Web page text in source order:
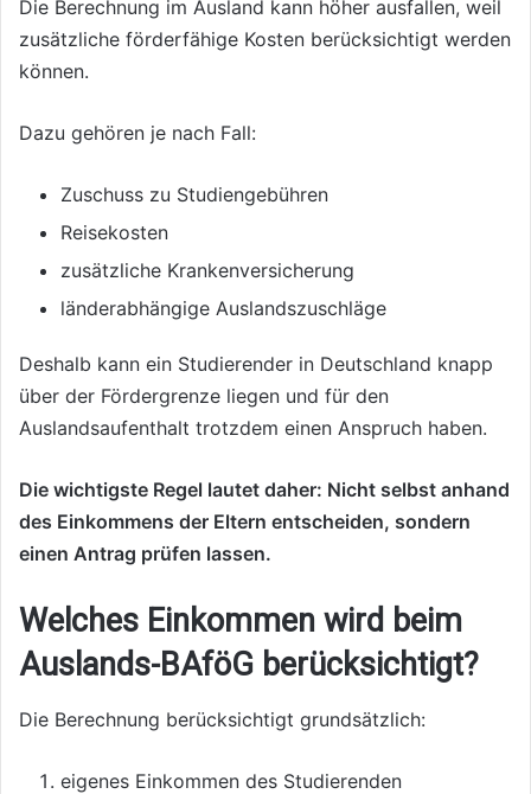
Die Berechnung im Ausland kann höher ausfallen, weil
zusätzliche förderfähige Kosten berücksichtigt werden
können.
Dazu gehören je nach Fall:
Zuschuss zu Studiengebühren
Reisekosten
zusätzliche Krankenversicherung
länderabhängige Auslandszuschläge
Deshalb kann ein Studierender in Deutschland knapp
über der Fördergrenze liegen und für den
Auslandsaufenthalt trotzdem einen Anspruch haben.
Die wichtigste Regel lautet daher: Nicht selbst anhand
des Einkommens der Eltern entscheiden, sondern
einen Antrag prüfen lassen.
Welches Einkommen wird beim
Auslands-BAföG berücksichtigt?
Die Berechnung berücksichtigt grundsätzlich:
eigenes Einkommen des Studierenden